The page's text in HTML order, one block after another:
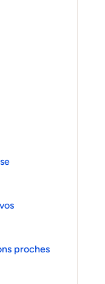
proches